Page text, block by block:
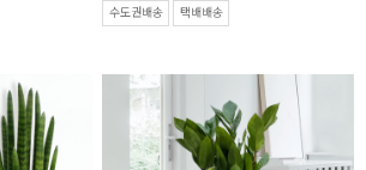
수도권배송 택배배송